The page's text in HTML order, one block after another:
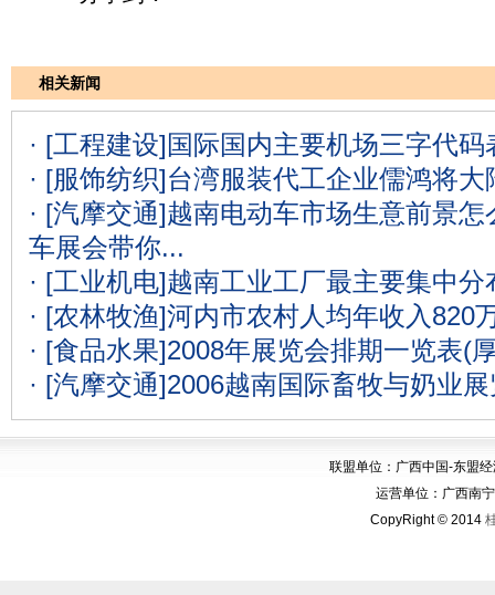
相关新闻
· [工程建设]国际国内主要机场三字代码
· [服饰纺织]台湾服装代工企业儒鸿将
· [汽摩交通]越南电动车市场生意前景
车展会带你...
· [工业机电]越南工业工厂最主要集中分
· [农林牧渔]河内市农村人均年收入820
· [食品水果]2008年展览会排期一览表(
· [汽摩交通]2006越南国际畜牧与奶业
联盟单位：广西中国-东盟
运营单位：广西南
CopyRight © 2014